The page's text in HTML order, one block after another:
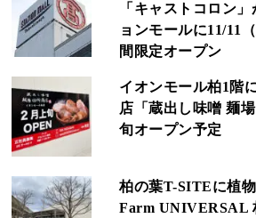
「キャストコロン
ョンモールに11/11
間限定オープン
イオンモール柏1階
店「蔵出し味噌 麺
旬オープン予定
柏の葉T-SITEに植
Farm UNIVERSAL